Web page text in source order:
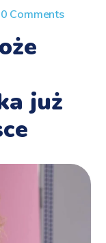
0 Comments
już